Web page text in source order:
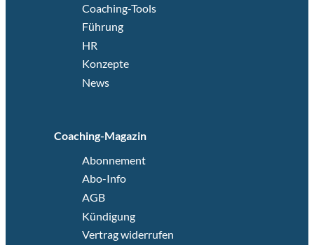
Coaching-Tools
Führung
HR
Konzepte
News
Coaching-Magazin
Abonnement
Abo-Info
AGB
Kündigung
Vertrag widerrufen